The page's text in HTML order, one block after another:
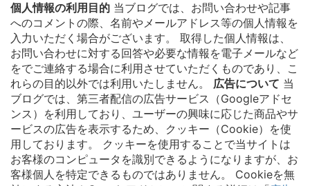
個人情報の利用目的 当ブログでは、お問い合わせや記事
へのコメントの際、名前やメールアドレス等の個人情報を
入力いただく場合がございます。 取得した個人情報は、
お問い合わせに対する回答や必要な情報を電子メールなど
をでご連絡する場合に利用させていただくものであり、こ
れらの目的以外では利用いたしません。 広告について 当
ブログでは、第三者配信の広告サービス（Googleアドセ
ンス）を利用しており、ユーザーの興味に応じた商品やサ
ービスの広告を表示するため、クッキー（Cookie）を使
用しております。 クッキーを使用することで当サイトは
お客様のコンピュータを識別できるようになりますが、お
客様個人を特定できるものではありません。 Cookieを無